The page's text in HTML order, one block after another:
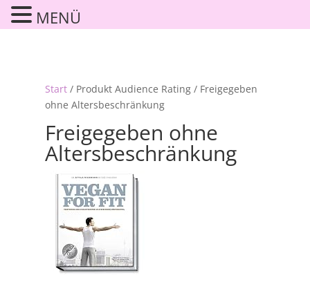
Start/ Produkt Audience Rating / Freigegeben
ohne Altersbeschränkung
Freigegeben ohne
Altersbeschränkung
MENÜ